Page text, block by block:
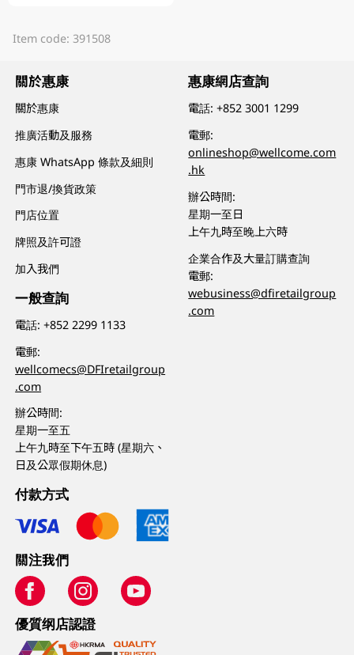
Item code: 391508
關於惠康
關於惠康
推廣活動及服務
惠康 WhatsApp 條款及細則
門市退/換貨政策
門店位置
牌照及許可證
加入我們
一般查詢
電話:+852 2299 1133
電郵:
wellcomecs@DFIretailgroup
.com
辦公時間:
星期一至五
上午九時至下午五時 (星期六、
日及公眾假期休息)
惠康網店查詢
電話:+852 3001 1299
電郵:
onlineshop@wellcome.com
.hk
辦公時間:
星期一至日
上午九時至晚上六時
企業合作及大量訂購查詢
電郵:
webusiness@dfiretailgroup
.com
付款方式
關注我們
優質纲店認證